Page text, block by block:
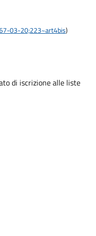
03-20;223~art4bis)
di iscrizione alle liste